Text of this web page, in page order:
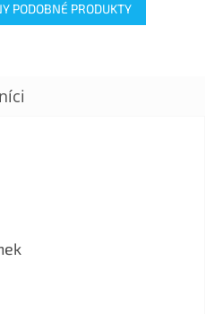
PODOBNÉ PRODUKTY
je 5 z 5 hvězdiček.
je 5 z 5 hvězdiček.